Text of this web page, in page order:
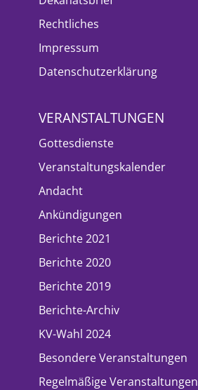
Rechtliches
Impressum
Datenschutzerklärung
VERANSTALTUNGEN
Gottesdienste
Veranstaltungskalender
Andacht
Ankündigungen
Berichte 2021
Berichte 2020
Berichte 2019
Berichte-Archiv
KV-Wahl 2024
Besondere Veranstaltungen
Regelmäßige Veranstaltungen